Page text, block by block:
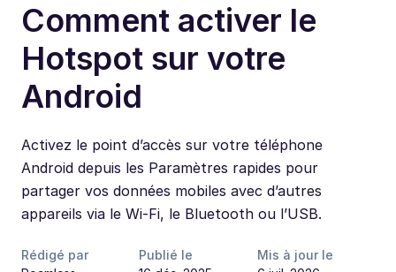
Comment activer le
Hotspot sur votre
Android
Activez le point d’accès sur votre téléphone
Android depuis les Paramètres rapides pour
partager vos données mobiles avec d’autres
appareils via le Wi-Fi, le Bluetooth ou l’USB.
Rédigé par
Publié le
Mis à jour le